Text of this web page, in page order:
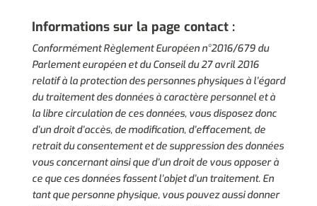
Informations sur la page contact :
Conformément Règlement Européen n°2016/679 du
Parlement européen et du Conseil du 27 avril 2016
relatif à la protection des personnes physiques à l’égard
du traitement des données à caractère personnel et à
la libre circulation de ces données, vous disposez donc
d’un droit d’accès, de modification, d’effacement, de
retrait du consentement et de suppression des données
vous concernant ainsi que d’un droit de vous opposer à
ce que ces données fassent l’objet d’un traitement. En
tant que personne physique, vous pouvez aussi donner